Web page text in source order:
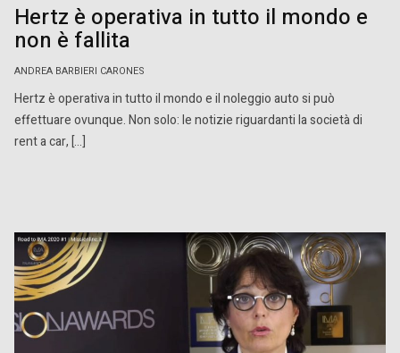
Hertz è operativa in tutto il mondo e
non è fallita
ANDREA BARBIERI CARONES
Hertz è operativa in tutto il mondo e il noleggio auto si può
effettuare ovunque. Non solo: le notizie riguardanti la società di
rent a car, […]